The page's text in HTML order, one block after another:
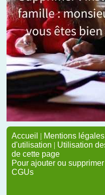
Accueil | Mentions légales
d'utilisation | Utilisation
de cette page
Pour ajouter ou
CGUs